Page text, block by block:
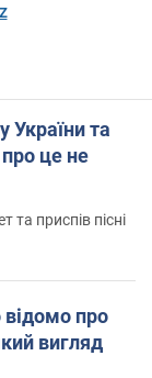
України та
про це не
приспів пісні
про
вигляд